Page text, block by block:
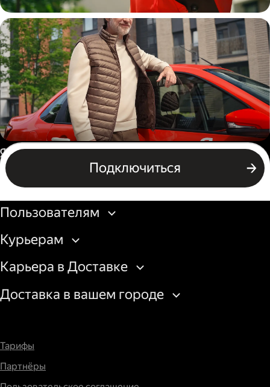
Пеший курьер
Автокурьер
Подключиться
Подключиться
Россия
Бизнесу
Пользователям
Курьерам
Карьера в Доставке
Доставка в вашем городе
Тарифы
Партнёры